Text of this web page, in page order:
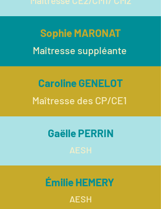
Sophie MARONAT
Maîtresse suppléante
Caroline GENELOT
Maîtresse des CP/CE1
Gaëlle PERRIN
AESH
Émilie HEMERY
AESH